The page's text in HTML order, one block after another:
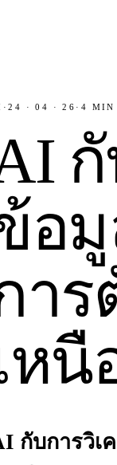
·24 · 04 · 26 · 4 MIN
กั
อ
าร
หนื
กับการวิเ